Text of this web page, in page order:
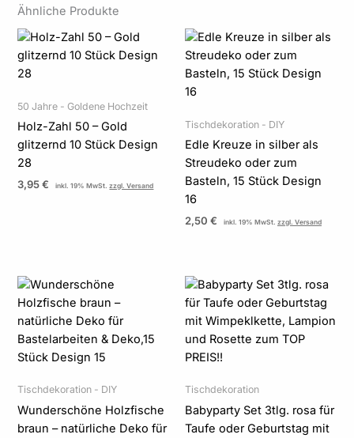
Ähnliche Produkte
50 Jahre - Goldene Hochzeit
Holz-Zahl 50 – Gold
glitzernd 10 Stück Design
28
3,95€ inkl. 19% MwSt.zzgl. Versand
Tischdekoration - DIY
Edle Kreuze in silber als
Streudeko oder zum
Basteln, 15 Stück Design
16
2,50 € inkl. 19% MwSt. zzgl. Versand
Tischdekoration - DIY
Wunderschöne Holzfische
braun – natürliche Deko für
Tischdekoration
Babyparty Set 3tlg. rosa für
Taufe oder Geburtstag mit